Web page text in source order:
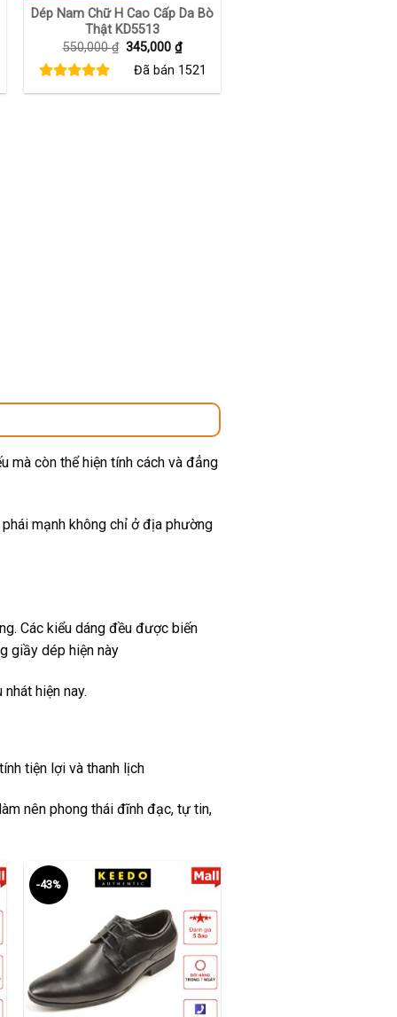
₫.
Dép Nam Chữ H Cao Cấp Da Bò
Thật KD5513
550,000₫ Giá
là:
345,000₫Giá
hiện
tại
345,000 ₫.
Đã bán 1521
còn thể hiện tính cách và đẳng
mạnh không chỉ ở địa phường
Các kiểu dáng đều được biến
giầy dép hiện này
hiện nay.
tiện lợi và thanh lịch
nên phong thái đĩnh đạc, tự tin,
-43%